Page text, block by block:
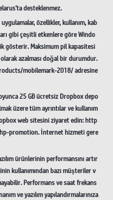
desteklenmez.
özellikler, kullanım, kab
gibi çeşitli etkenlere göre Windo
gösterir. Maksimum pil kapasitesi
azalması doğal bir durumdur.
mobilemark-2018/ adresine
25 GB ücretsiz Dropbox depo
üzere tüm ayrıntılar ve kullanım
web sitesini ziyaret edin: http
promotion. İnternet hizmeti gere
ürünlerinin performansını artır
kullanımından bazı müşteriler v
Performans ve saat frekans
ve yazılım yapılandırmalarınıza